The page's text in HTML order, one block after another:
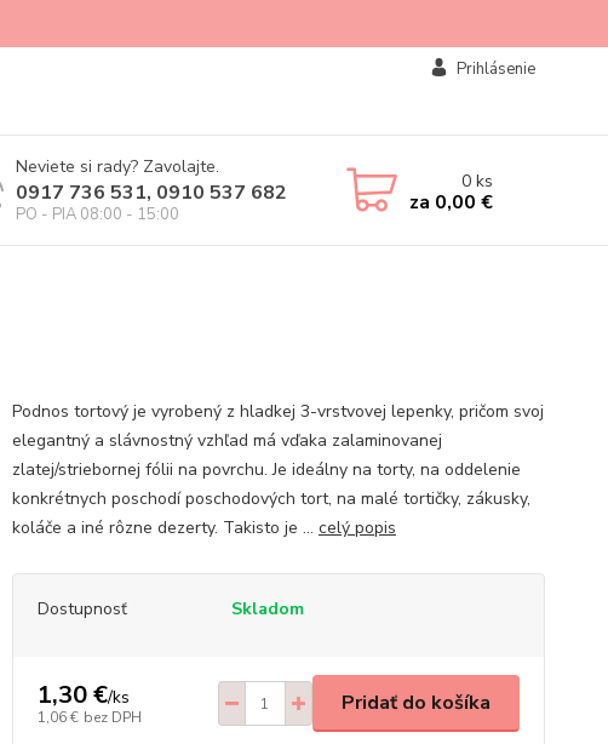
Prihlásenie
Neviete si rady? Zavolajte.
0917 736 531, 0910 537 682
PO - PIA 08:00 - 15:00
0ks
za 0,00 €
Podnos tortový je vyrobený z hladkej 3-vrstvovej lepenky, pričom svoj
elegantný a slávnostný vzhľad má vďaka zalaminovanej
zlatej/striebornej fólii na povrchu. Je ideálny na torty, na oddelenie
konkrétnych poschodí poschodových tort, na malé tortičky, zákusky,
koláče a iné rôzne dezerty. Takisto je ... celý popis
Dostupnosť Skladom
1,30 €/ks
1,06 € bez DPH
Pridať do košíka